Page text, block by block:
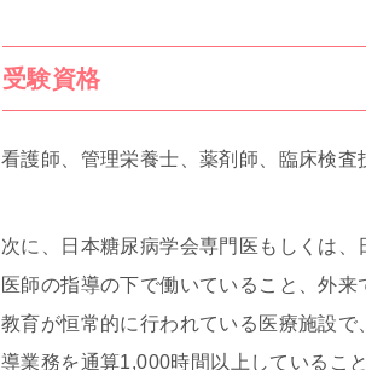
受験資格
看護師、管理栄養士、薬剤師、臨床検査
次に、日本糖尿病学会専門医もしくは
医師の指導の下で働いていること、外
教育が恒常的に行われている医療施設
導業務を通算1,000時間以上しているこ